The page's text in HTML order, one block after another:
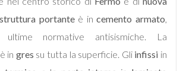
struttura portanteè incemento armato,
normative antisismiche. La
è in gres su tutta la superficie. Gli infissi in